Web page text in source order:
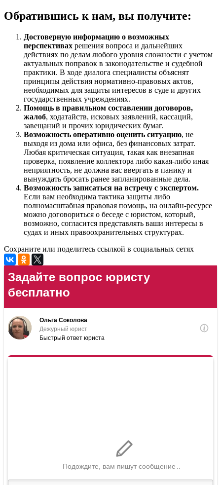
Обратившись к нам, вы получите:
Достоверную информацию о возможных
перспективах решения вопроса и дальнейших
действиях по делам любого уровня сложности с учетом
актуальных поправок в законодательстве и судебной
практики. В ходе диалога специалисты объяснят
принципы действия нормативно-правовых актов,
необходимых для защиты интересов в суде и других
государственных учреждениях.
Помощь в правильном составлении договоров,
жалоб, ходатайств, исковых заявлений, кассаций,
завещаний и прочих юридических бумаг.
Возможность оперативно оценить ситуацию, не
выходя из дома или офиса, без финансовых затрат.
Любая критическая ситуация, такая как внезапная
проверка, появление коллектора либо какая-либо иная
неприятность, не должна вас ввергать в панику и
вынуждать бросать ранее запланированные дела.
Возможность записаться на встречу с экспертом.
Если вам необходима тактика защиты либо
полномасштабная правовая помощь, на онлайн-ресурсе
можно договориться о беседе с юристом, который,
возможно, согласится представлять ваши интересы в
судах и иных правоохранительных структурах.
Сохраните или поделитесь ссылкой в социальных сетях